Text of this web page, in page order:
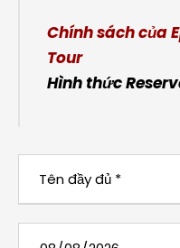
Chính sách của
Tour
Hình thức